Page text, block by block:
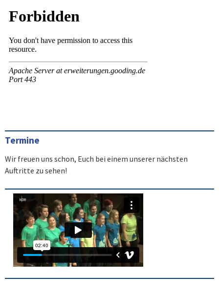
Termine
Wir freuen uns schon, Euch bei einem unserer nächsten
Auftritte zu sehen!